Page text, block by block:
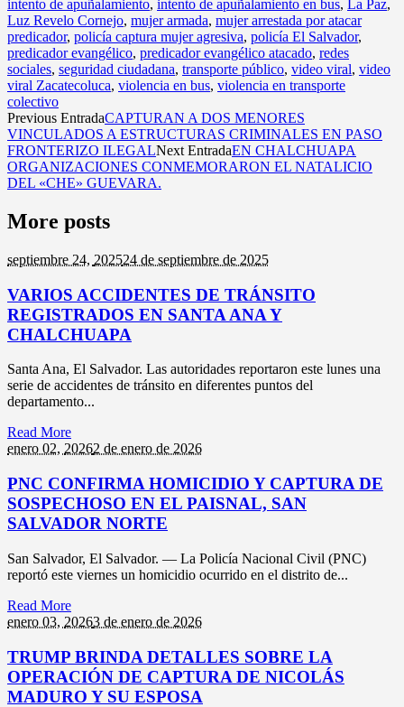
intento de apuñalamiento, intento de apuñalamiento en bus, La Paz,
Luz Revelo Cornejo, mujer armada, mujer arrestada por atacar
predicador, policía captura mujer agresiva, policía El Salvador,
predicador evangélico, predicador evangélico atacado, redes
sociales, seguridad ciudadana, transporte público, video viral, video
viral Zacatecoluca, violencia en bus, violencia en transporte
colectivo
Previous EntradaCAPTURAN A DOS MENORES
VINCULADOS A ESTRUCTURAS CRIMINALES EN PASO
FRONTERIZO ILEGALNext EntradaEN CHALCHUAPA
ORGANIZACIONES CONMEMORARON EL NATALICIO
DEL «CHE» GUEVARA.
More posts
septiembre 24, 202524 de septiembre de 2025
VARIOS ACCIDENTES DE TRÁNSITO
REGISTRADOS EN SANTA ANA Y
CHALCHUAPA
Santa Ana, El Salvador. Las autoridades reportaron este lunes una
serie de accidentes de tránsito en diferentes puntos del
departamento...
Read More
enero 02, 20262 de enero de 2026
PNC CONFIRMA HOMICIDIO Y CAPTURA DE
SOSPECHOSO EN EL PAISNAL, SAN
SALVADOR NORTE
San Salvador, El Salvador. — La Policía Nacional Civil (PNC)
reportó este viernes un homicidio ocurrido en el distrito de...
Read More
enero 03, 20263 de enero de 2026
TRUMP BRINDA DETALLES SOBRE LA
OPERACIÓN DE CAPTURA DE NICOLÁS
MADURO Y SU ESPOSA